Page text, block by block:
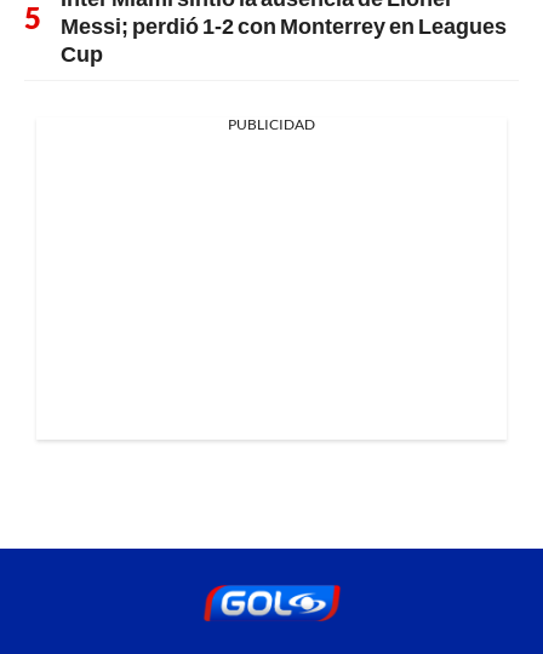
Messi; perdió 1-2 con Monterrey en Leagues
Cup
PUBLICIDAD